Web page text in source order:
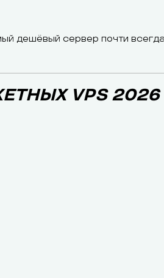
дешёвый сервер почти
VPS 2026